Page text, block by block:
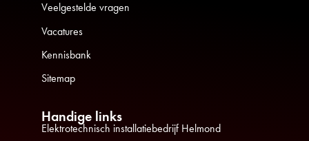
Veelgestelde vragen
Vacatures
Kennisbank
Sitemap
Handige links
Elektrotechnisch installatiebedrijf Helmond